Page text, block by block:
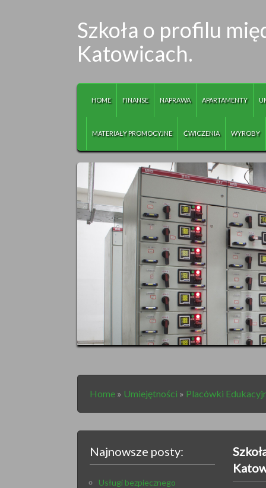
Szkoła o profilu
Katowicach.
HOME FINANSE NAPRAWA APARTAMENTY
MATERIAŁY PROMOCYJNE ĆWICZENIA WYROBY
Home » Umiejętności » Placówki
Najnowsze posty:
Usługi bezpiecznego